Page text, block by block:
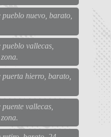
nuevo, barato,
vallecas,
puerta hierro, barato,
vallecas,